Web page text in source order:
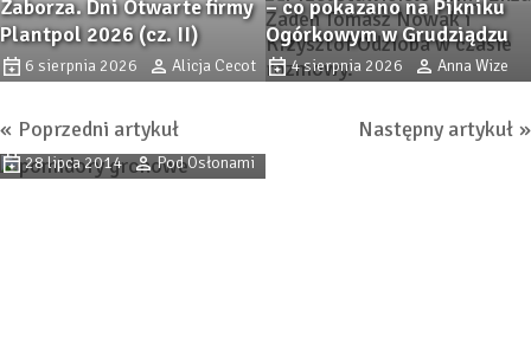
Zaborza. Dni Otwarte firmy
Plantpol 2026 (cz. II)
6 sierpnia 2026 Alicja Cecot
– co pokazano na Pikniku
Ogórkowym w Grudziądzu
4 sierpnia 2026 Anna Wize
Poprzedni artykuł
Rosja zwiększa import
owoców
28 lipca 2014 Pod Osłonami
Następny artykuł
Rosja wprowadza embargo
na polskie warzywa i owoce
31 lipca 2014
Monika
Domoń